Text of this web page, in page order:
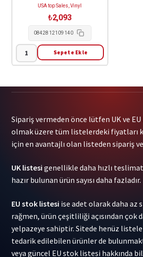
USA top Sales, Vinyl
₺2,093
0842812109140
$Uicideboy$
Die
In
New
1-
LP
Sepete Ekle
Sipariş vermeden önce lütfen UK ve
olmak üzere tüm listelerdeki fiyatları
için en avantajlı olan listeden sipariş
UK listesi genellikle daha hızlı
hazır bulunan ürün sayısı daha fazladır.
EU stok listesi ise adet olarak daha az
rağmen, ürün çeşitliliği açısından çok
yelpazeye sahiptir. Sitede henüz
tedarik edilebilen ürünler de
veya güncel EU stok listesi hakkında